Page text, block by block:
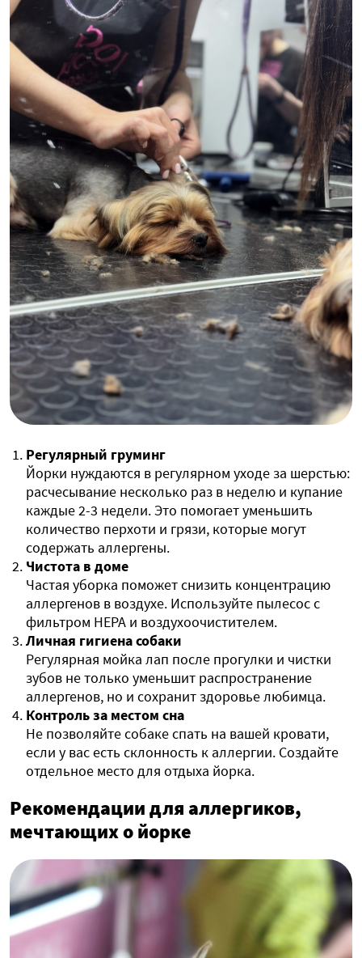
Регулярный груминг
Йорки нуждаются в регулярном уходе за шерстью:
расчесывание несколько раз в неделю и купание
каждые 2-3 недели. Это помогает уменьшить
количество перхоти и грязи, которые могут
содержать аллергены.
Чистота в доме
Частая уборка поможет снизить концентрацию
аллергенов в воздухе. Используйте пылесос с
фильтром HEPA и воздухоочистителем.
Личная гигиена собаки
Регулярная мойка лап после прогулки и чистки
зубов не только уменьшит распространение
аллергенов, но и сохранит здоровье любимца.
Контроль за местом сна
Не позволяйте собаке спать на вашей кровати,
если у вас есть склонность к аллергии. Создайте
отдельное место для отдыха йорка.
Рекомендации для аллергиков,
мечтающих о йорке